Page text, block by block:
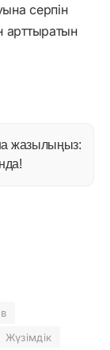
серпін
арттыратын
жазылыңыз:
Жүзімдік